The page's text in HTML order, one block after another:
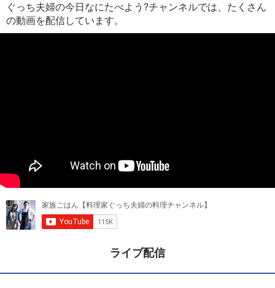
ぐっち夫婦の今日なにたべよう?チャンネルでは、たくさん
の動画を配信しています。
ライブ配信